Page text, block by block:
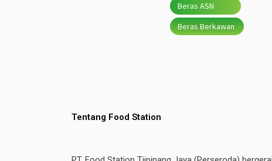
Beras ASN
Beras Berkawan
Tentang Food Station